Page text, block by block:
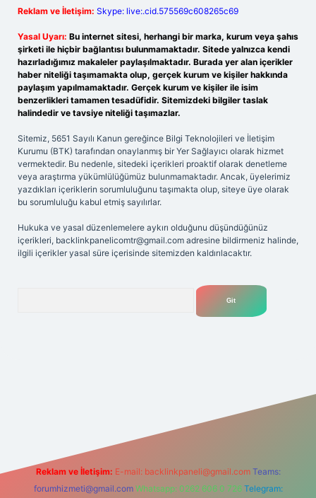
Reklam ve İletişim: Skype: live:.cid.575569c608265c69
Yasal Uyarı: Bu internet sitesi, herhangi bir marka, kurum veya şahıs
şirketi ile hiçbir bağlantısı bulunmamaktadır. Sitede yalnızca kendi
hazırladığımız makaleler paylaşılmaktadır. Burada yer alan içerikler
haber niteliği taşımamakta olup, gerçek kurum ve kişiler hakkında
paylaşım yapılmamaktadır. Gerçek kurum ve kişiler ile isim
benzerlikleri tamamen tesadüfidir. Sitemizdeki bilgiler taslak
halindedir ve tavsiye niteliği taşımazlar.
Sitemiz, 5651 Sayılı Kanun gereğince Bilgi Teknolojileri ve İletişim
Kurumu (BTK) tarafından onaylanmış bir Yer Sağlayıcı olarak hizmet
vermektedir. Bu nedenle, sitedeki içerikleri proaktif olarak denetleme
veya araştırma yükümlülüğümüz bulunmamaktadır. Ancak, üyelerimiz
yazdıkları içeriklerin sorumluluğunu taşımakta olup, siteye üye olarak
bu sorumluluğu kabul etmiş sayılırlar.
Hukuka ve yasal düzenlemelere aykırı olduğunu düşündüğünüz
içerikleri, backlinkpanelicomtr@gmail.com adresine bildirmeniz halinde,
ilgili içerikler yasal süre içerisinde sitemizden kaldırılacaktır.
Reklam ve İletişim: E-mail: backlinkpaneli@gmail.com Teams:
forumhizmeti@gmail.com Whatsapp: 0262 606 0 726 Telegram: